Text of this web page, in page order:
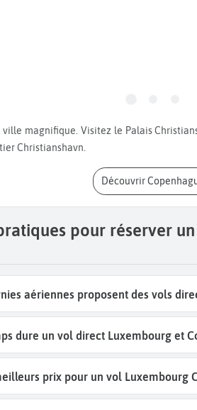
Christianshavn.
Découvrir
pour réserver
aériennes proposent des vols
dure un vol direct Luxembourg et
prix pour un vol Luxembourg